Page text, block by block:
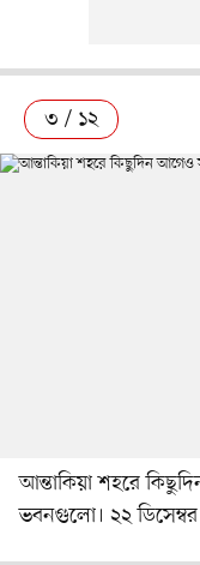
৩ / ১২
আন্তাকিয়া শহরে
ভবনগুলো। ২২